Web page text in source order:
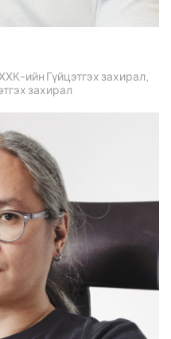
ийн Гүйцэтгэх захирал,
захирал